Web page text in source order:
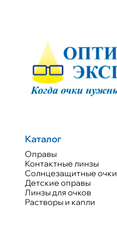
Каталог
Оправы
Контактные линзы
Солнцезащитные очки
Детские оправы
Линзы для очков
Растворы и капли